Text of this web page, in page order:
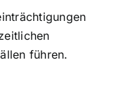
führen.